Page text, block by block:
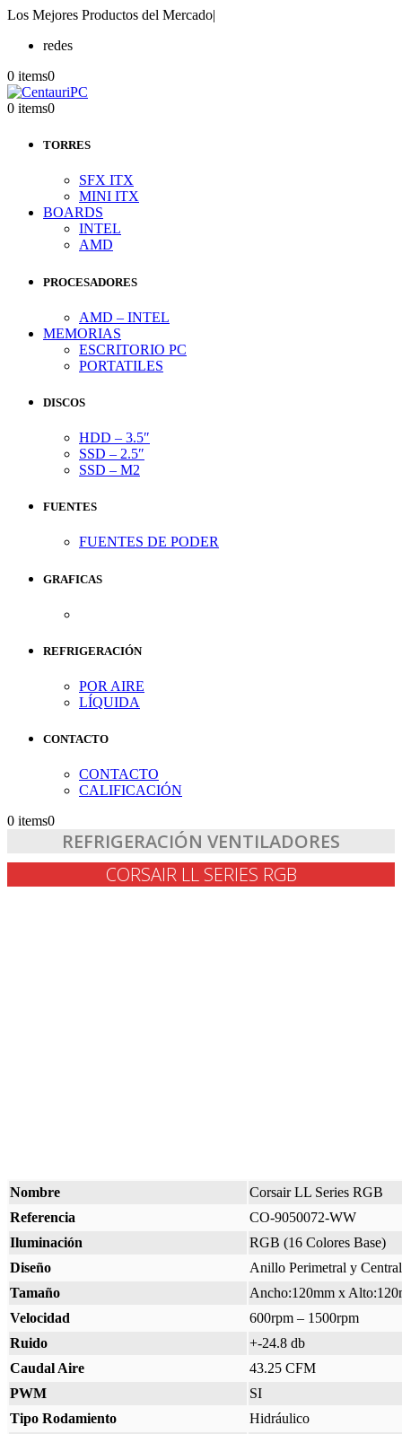
Los Mejores Productos del Mercado|
redes
0 items0
0 items0
TORRES
SFX ITX
MINI ITX
BOARDS
INTEL
AMD
PROCESADORES
AMD – INTEL
MEMORIAS
ESCRITORIO PC
PORTATILES
DISCOS
HDD – 3.5″
SSD – 2.5″
SSD – M2
FUENTES
FUENTES DE PODER
GRAFICAS
REFRIGERACIÓN
POR AIRE
LÍQUIDA
CONTACTO
CONTACTO
CALIFICACIÓN
0 items0
REFRIGERACIÓN VENTILADORES
CORSAIR LL SERIES RGB
Nombre
Corsair LL Series RGB
Referencia
CO-9050072-WW
Iluminación
RGB (16 Colores Base)
Diseño
Anillo Perimetral y
Tamaño
Ancho:120mm x
Velocidad
600rpm – 1500rpm
Ruido
+-24.8 db
Caudal Aire
43.25 CFM
PWM
SI
Tipo Rodamiento
Hidráulico